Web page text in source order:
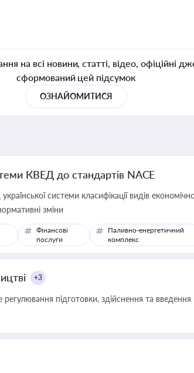
на всі новини, статті, відео, офіційні
сформований цей підсумок
ОЗНАЙОМИТИСЯ
КВЕД до стандартів NACE
системи класифікації видів
зміни
Фінансові
послуги
Паливно-енергетичний
комплекс
+3
підготовки, здійснення та введення